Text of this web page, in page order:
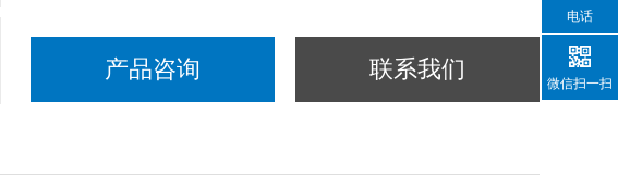
产品咨询 联系我们
电话
微信扫一扫